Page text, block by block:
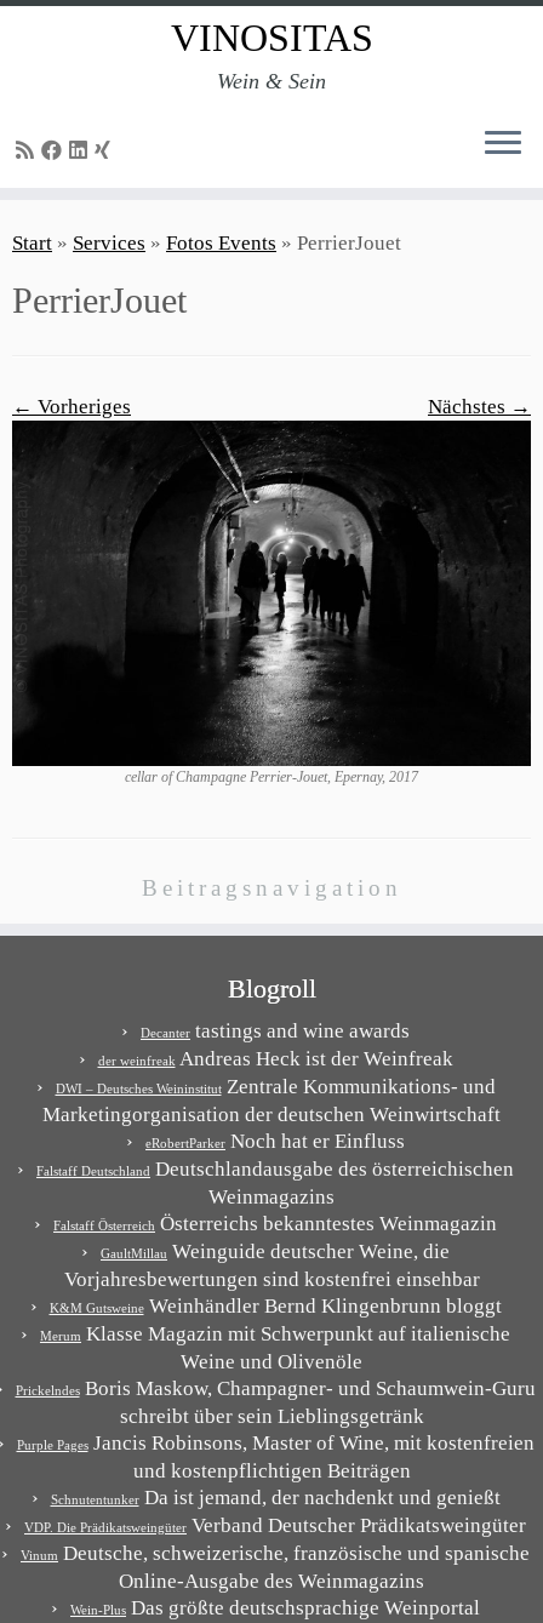
Inhalt
VINOSITAS
Wein & Sein
Start » Services » Fotos Events » PerrierJouet
PerrierJouet
← Vorheriges Nächstes →
cellar of Champagne Perrier-Jouet, Epernay, 2017
Beitragsnavigation
Blogroll
Decanter tastings and wine awards
der weinfreakAndreas Heck ist der Weinfreak
DWI – Deutsches WeininstitutZentrale Kommunikations- und
Marketingorganisation der deutschen Weinwirtschaft
eRobertParker Noch hat er Einfluss
Falstaff Deutschland Deutschlandausgabe des österreichischen
Weinmagazins
Falstaff Österreich Österreichs bekanntestes Weinmagazin
GaultMillau Weinguide deutscher Weine, die
Vorjahresbewertungen sind kostenfrei einsehbar
K&M GutsweineWeinhändler Bernd Klingenbrunn bloggt
Merum Klasse Magazin mit Schwerpunkt auf italienische
Weine und Olivenöle
PrickelndesBoris Maskow, Champagner- und Schaumwein-Guru
schreibt über sein Lieblingsgetränk
Purple PagesJancis Robinsons, Master of Wine, mit kostenfreien
und kostenpflichtigen Beiträgen
SchnutentunkerDa ist jemand, der nachdenkt und genießt
VDP. Die Prädikatsweingüter Verband Deutscher Prädikatsweingüter
Vinum Deutsche, schweizerische, französische und spanische
Online-Ausgabe des Weinmagazins
Wein-Plus Das größte deutschsprachige Weinportal